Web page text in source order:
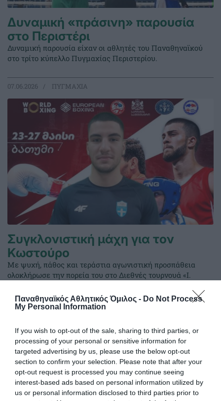
Παναθηναϊκός Αθλητικός Όμιλος - Do Not Process
My Personal Information
If you wish to opt-out of the sale, sharing to third parties, or
processing of your personal or sensitive information for
targeted advertising by us, please use the below opt-out
section to confirm your selection. Please note that after your
opt-out request is processed you may continue seeing
interest-based ads based on personal information utilized by
us or personal information disclosed to third parties prior to
Δυναμική «πράσινη» παρουσία
στο Περιστέρι
Δυναμική παρουσία είχαν οι αθλητές του Παναθηναϊκού
στο τρίτο κύπελλο Πυγμαχίας Περιστερίου.
07.06.2026 ΠΥΓΜΑΧΙΑ
Συγκλονιστική μάχη για τον
Κωστούρο
Με ψυχή, πάθος και τεράστια αγωνιστική προσπάθεια
ολοκλήρωσε την πορεία του στο Διεθνές τουρνουά «I.
στο Μπατούμι της Γεωργίας ο Παναγιώτης Κωστούρος,
εκπροσωπώντας επάξια τα ελληνικά χρώματα απέναντι σε
της κατηγορίας.
26.05.2026 ΠΥΓΜΑΧΙΑ